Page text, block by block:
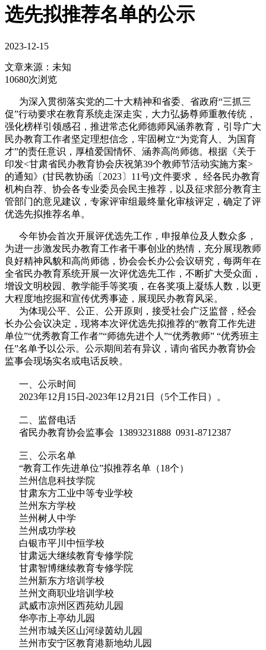
选先拟推荐名单的公示
2023-12-15
文章来源： 未知
10680次浏览
为深入贯彻落实党的二十大精神和省委、省政府“三抓三
促”行动要求在教育系统走深走实，大力弘扬尊师重教传统，
强化榜样引领感召，推进常态化师德师风涵养教育，引导广大
民办教育工作者坚定理想信念，牢固树立“为党育人、为国育
才”的责任意识，厚植爱国情怀、涵养高尚师德。根据《关于
印发<甘肃省民办教育协会庆祝第39个教师节活动实施方案>
的通知》(甘民教协函〔2023〕11号)文件要求， 经各民办教育
机构自荐、协会各专业委员会民主推荐，以及征求部分教育主
管部门的意见建议，专家评审组最终量化审核评定，确定了评
优选先拟推荐名单。
今年协会首次开展评优选先工作，申报单位及人数众多，
为进一步激发民办教育工作者干事创业的热情，充分展现教师
良好精神风貌和高尚师德，协会会长办公会议研究，每两年在
全省民办教育系统开展一次评优选先工作，不断扩大受众面，
增设文明校园、教学能手等奖项，在各奖项上凝练人数，以更
大程度地挖掘和宣传优秀事迹，展现民办教育风采。
为体现公平、公正、公开原则，接受社会广泛监督，经会
长办公会议决定，现将本次评优选先拟推荐的“教育工作先进
单位”“优秀教育工作者”“师德先进个人”“优秀教师” “优秀班主
任”名单予以公示。公示期间若有异议，请向省民办教育协会
监事会现场实名或电话反映。
一、公示时间
2023年12月15日-2023年12月21日（5个工作日）。
二、监督电话
省民办教育协会监事会 13893231888 0931-8712387
三、公示名单
“教育工作先进单位”拟推荐名单（18个）
兰州信息科技学院
甘肃东方工业中等专业学校
兰州东方学校
兰州树人中学
兰州成功学校
白银市平川中恒学校
甘肃远大继续教育专修学院
甘肃智博继续教育专修学院
兰州新东方培训学校
兰州文商职业培训学校
武威市凉州区西苑幼儿园
华亭市上亭幼儿园
兰州市城关区山河绿茵幼儿园
兰州市安宁区教育港新地幼儿园